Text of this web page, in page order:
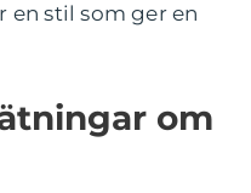
en stil som ger en
om